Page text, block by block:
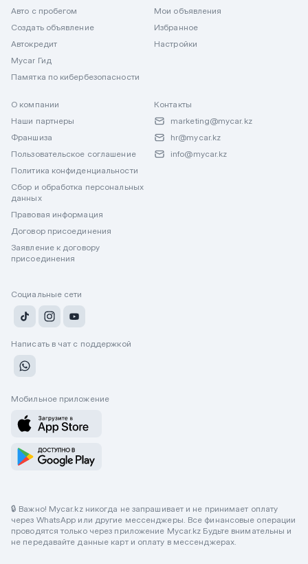
Авто с пробегом
Создать объявление
Автокредит
Mycar Гид
Памятка по кибербезопасности
Мои объявления
Избранное
Настройки
О компании
Наши партнеры
Франшиза
Пользовательское соглашение
Политика конфиденциальности
Сбор и обработка персональных
данных
Правовая информация
Договор присоединения
Заявление к договору
присоединения
Контакты
marketing@mycar.kz
hr@mycar.kz
info@mycar.kz
Социальные сети
Написать в чат с поддержкой
Мобильное приложение
🔒 Важно! Mycar.kz никогда не запрашивает и не принимает оплату
через WhatsApp или другие мессенджеры. Все финансовые операции
проводятся только через приложение Mycar.kz Будьте внимательны и
не передавайте данные карт и оплату в мессенджерах.